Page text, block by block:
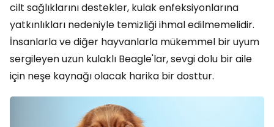
cilt sağlıklarını destekler, kulak enfeksiyonlarına
yatkınlıkları nedeniyle temizliği ihmal edilmemelidir.
İnsanlarla ve diğer hayvanlarla mükemmel bir uyum
sergileyen uzun kulaklı Beagle'lar, sevgi dolu bir aile
için neşe kaynağı olacak harika bir dosttur.